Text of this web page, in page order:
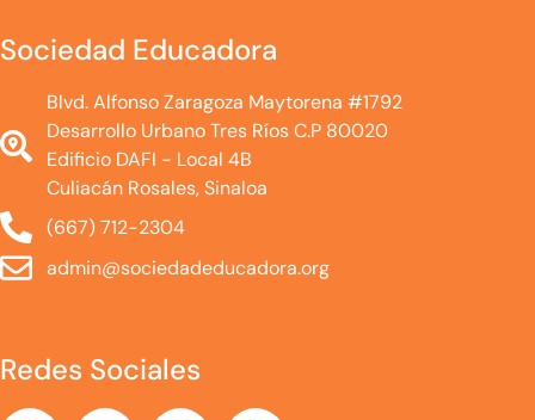
Sociedad Educadora
Blvd. Alfonso Zaragoza Maytorena #1792
Desarrollo Urbano Tres Ríos C.P 80020
Edificio DAFI - Local 4B
Culiacán Rosales, Sinaloa
(667) 712-2304
admin@sociedadeducadora.org
Redes Sociales